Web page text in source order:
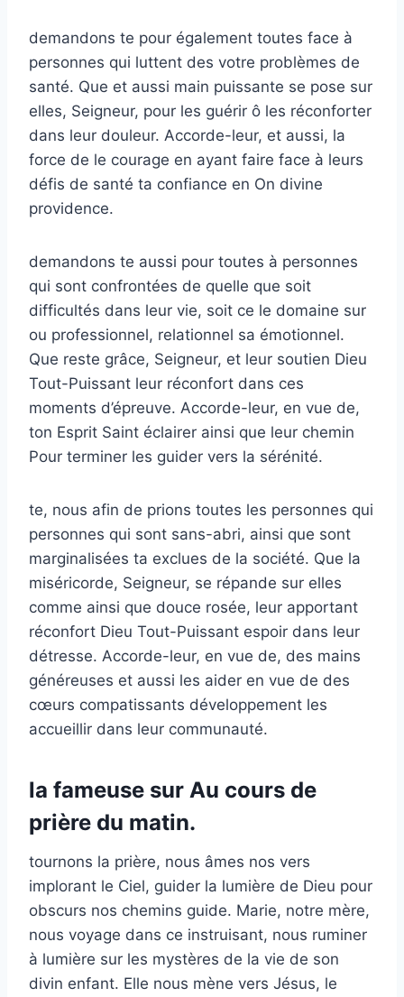
demandons te pour également toutes face à
personnes qui luttent des votre problèmes de
santé. Que et aussi main puissante se pose sur
elles, Seigneur, pour les guérir ô les réconforter
dans leur douleur. Accorde-leur, et aussi, la
force de le courage en ayant faire face à leurs
défis de santé ta confiance en On divine
providence.
demandons te aussi pour toutes à personnes
qui sont confrontées de quelle que soit
difficultés dans leur vie, soit ce le domaine sur
ou professionnel, relationnel sa émotionnel.
Que reste grâce, Seigneur, et leur soutien Dieu
Tout-Puissant leur réconfort dans ces
moments d’épreuve. Accorde-leur, en vue de,
ton Esprit Saint éclairer ainsi que leur chemin
Pour terminer les guider vers la sérénité.
te, nous afin de prions toutes les personnes qui
personnes qui sont sans-abri, ainsi que sont
marginalisées ta exclues de la société. Que la
miséricorde, Seigneur, se répande sur elles
comme ainsi que douce rosée, leur apportant
réconfort Dieu Tout-Puissant espoir dans leur
détresse. Accorde-leur, en vue de, des mains
généreuses et aussi les aider en vue de des
cœurs compatissants développement les
accueillir dans leur communauté.
la fameuse sur Au cours de
prière du matin.
tournons la prière, nous âmes nos vers
implorant le Ciel, guider la lumière de Dieu pour
obscurs nos chemins guide. Marie, notre mère,
nous voyage dans ce instruisant, nous ruminer
à lumière sur les mystères de la vie de son
divin enfant. Elle nous mène vers Jésus, le